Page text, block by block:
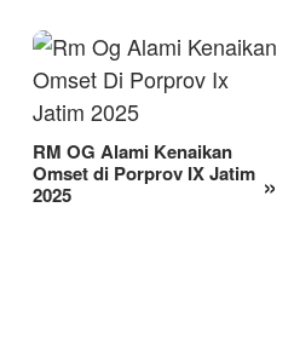
»
RM OG Alami Kenaikan
Omset di Porprov IX Jatim
2025